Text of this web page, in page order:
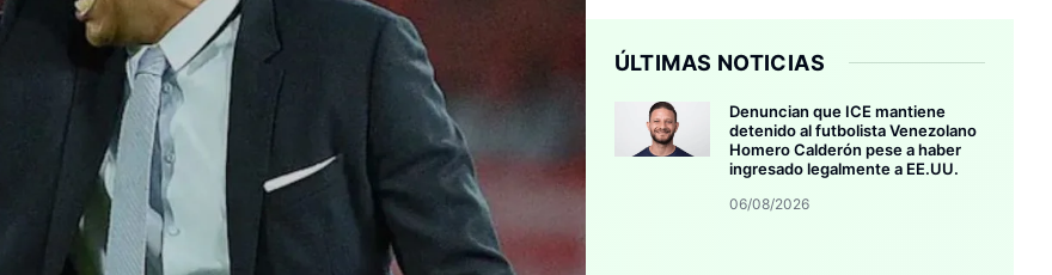
ÚLTIMAS NOTICIAS
Denuncian que ICE mantiene
detenido al futbolista Venezolano
Homero Calderón pese a haber
ingresado legalmente a EE.UU.
06/08/2026